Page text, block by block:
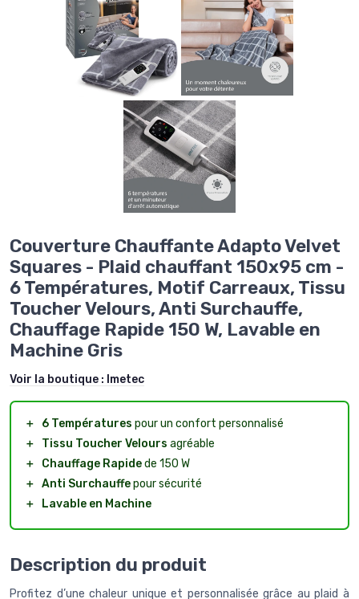
Couverture Chauffante Adapto Velvet
Squares - Plaid chauffant 150x95 cm -
6 Températures, Motif Carreaux, Tissu
Toucher Velours, Anti Surchauffe,
Chauffage Rapide 150 W, Lavable en
Machine Gris
Voir la boutique : Imetec
＋ 6 Températures pour un confort personnalisé
＋
Tissu Toucher Velours agréable
＋
Chauffage Rapidede 150 W
＋ Anti Surchauffepour sécurité
＋
Lavable en Machine
Description du produit
Profitez d’une chaleur unique et personnalisée grâce au plaid à